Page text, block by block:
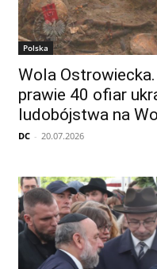
Polska
Wola
prawie 40 ofiar
ludobójstwa na
DC - 20.07.2026